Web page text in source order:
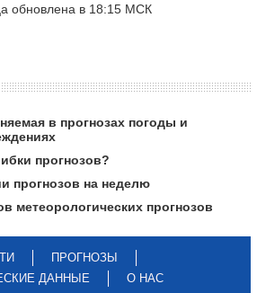
обновлена в 18:15 МСК
в прогнозах погоды и
прогнозов?
прогнозов на неделю
метеорологических прогнозов
ПРОГНОЗЫ
ДАННЫЕ
О НАС